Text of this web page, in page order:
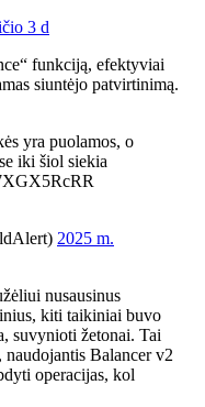
3 d
funkciją, efektyviai
siuntėjo patvirtinimą.
yra puolamos, o
iki šiol siekia
2025 m.
nusausinus
kiti taikiniai buvo
suvynioti žetonai. Tai
Balancer v2
operacijas, kol